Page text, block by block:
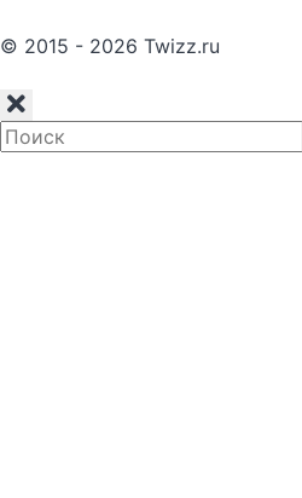
© 2015 - 2026 Twizz.ru